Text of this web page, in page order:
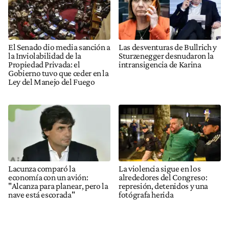
El Senado dio media sanción a
la Inviolabilidad de la
Propiedad Privada: el
Gobierno tuvo que ceder en la
Ley del Manejo del Fuego
Las desventuras de Bullrich y
Sturzenegger desnudaron la
intransigencia de Karina
Lacunza comparó la
economía con un avión:
"Alcanza para planear, pero la
nave está escorada"
La violencia sigue en los
alrededores del Congreso:
represión, detenidos y una
fotógrafa herida